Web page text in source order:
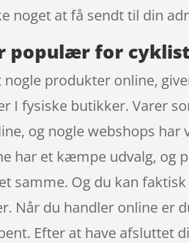
noget at få sendt til din
populær for
produkter online,
I fysiske butikker. Varer
og nogle webshops har
har et kæmpe udvalg, og
samme. Og du kan
Når du handler online er
Efter at have afsluttet